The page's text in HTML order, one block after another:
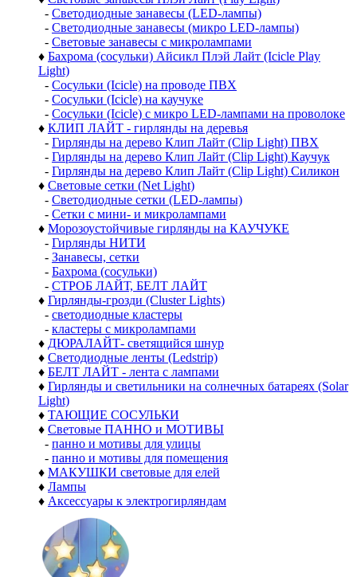
- Светодиодные занавесы (LED-лампы)
- Светодиодные занавесы (микро LED-лампы)
- Световые занавесы с микролампами
♦ Бахрома (сосульки) Айсикл Плэй Лайт (Icicle Play
Light)
- Сосульки (Icicle) на проводе ПВХ
- Сосульки (Icicle) на каучуке
- Сосульки (Icicle) с микро LED-лампами на проволоке
♦ КЛИП ЛАЙТ - гирлянды на деревья
- Гирлянды на дерево Клип Лайт (Clip Light) ПВХ
- Гирлянды на дерево Клип Лайт (Clip Light) Каучук
- Гирлянды на дерево Клип Лайт (Clip Light) Силикон
♦ Световые сетки (Net Light)
- Светодиодные сетки (LED-лампы)
- Сетки с мини- и микролампами
♦ Морозоустойчивые гирлянды на КАУЧУКЕ
- Гирлянды НИТИ
- Занавесы, сетки
- Бахрома (сосульки)
- СТРОБ ЛАЙТ, БЕЛТ ЛАЙТ
♦ Гирлянды-грозди (Cluster Lights)
- светодиодные кластеры
- кластеры с микролампами
♦ ДЮРАЛАЙТ- светящийся шнур
♦ Светодиодные ленты (Ledstrip)
♦ БЕЛТ ЛАЙТ - лента с лампами
♦ Гирлянды и светильники на солнечных батареях (Solar
Light)
♦ ТАЮЩИЕ СОСУЛЬКИ
♦ Световые ПАННО и МОТИВЫ
- панно и мотивы для улицы
- панно и мотивы для помещения
♦ МАКУШКИ световые для елей
♦ Лампы
♦ Аксессуары к электрогирляндам